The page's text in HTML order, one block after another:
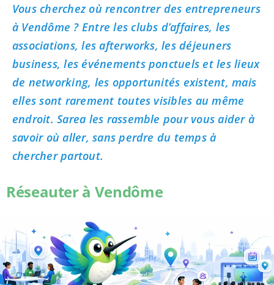
Vous cherchez où rencontrer des entrepreneurs
à Vendôme ? Entre les clubs d’affaires, les
associations, les afterworks, les déjeuners
business, les événements ponctuels et les lieux
de networking, les opportunités existent, mais
elles sont rarement toutes visibles au même
endroit. Sarea les rassemble pour vous aider à
savoir où aller, sans perdre du temps à
chercher partout.
Réseauter à Vendôme